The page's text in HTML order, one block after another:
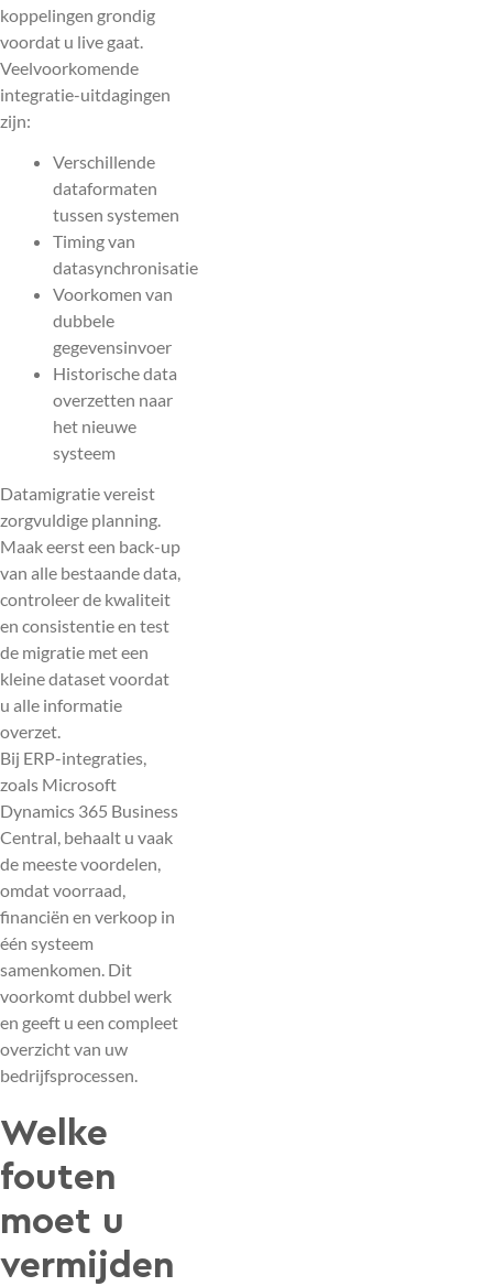
koppelingen grondig
voordat u live gaat.
Veelvoorkomende
integratie-uitdagingen
zijn:
Verschillende
dataformaten
tussen systemen
Timing van
datasynchronisatie
Voorkomen van
dubbele
gegevensinvoer
Historische data
overzetten naar
het nieuwe
systeem
Datamigratie vereist
zorgvuldige planning.
Maak eerst een back-up
van alle bestaande data,
controleer de kwaliteit
en consistentie en test
de migratie met een
kleine dataset voordat
u alle informatie
overzet.
Bij ERP-integraties,
zoals Microsoft
Dynamics 365 Business
Central, behaalt u vaak
de meeste voordelen,
omdat voorraad,
financiën en verkoop in
één systeem
samenkomen. Dit
voorkomt dubbel werk
en geeft u een compleet
overzicht van uw
bedrijfsprocessen.
Welke
fouten
moet u
vermijden